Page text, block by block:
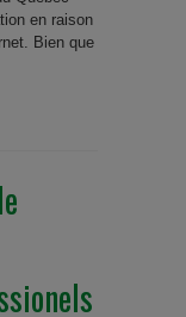
en raison
Bien que